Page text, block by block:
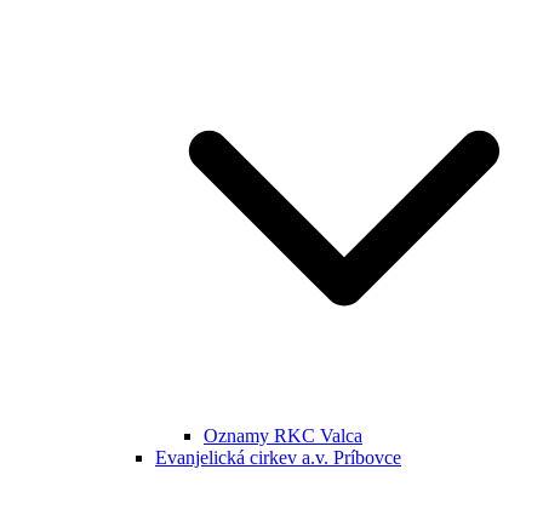
Oznamy RKC Valca
Evanjelická cirkev a.v. Príbovce